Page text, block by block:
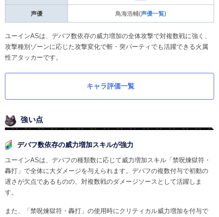
声優 鳥海浩輔(声優一覧)
ユーインASは、デバフ数依存の威力増加の全体攻撃で対複数戦に強く、
攻撃種別ゾーンに応じた攻撃変化で斬・突パーティでも活躍できる火属
性アタッカーです。
キャラ評価一覧
強い点
デバフ数依存の威力増加スキルが強力
ユーインASは、デバフの種類数に応じて威力増加スキル「禁呪煉獄符・
轟打」で全体に大ダメージを与えられます。デバフの複数付与で初動の
遅さが欠点であるものの、対複数戦のダメージソースとして活躍しま
す。
また、「禁呪煉獄符・轟打」の使用時にクリティカル威力増加を付与で